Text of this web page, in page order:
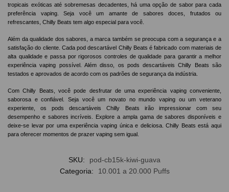
tropicais exóticas até sobremesas decadentes, há uma opção de sabor para cada
preferência vaping. Seja você um amante de sabores doces, frutados ou
refrescantes, Chilly Beats tem algo especial para você.
Além da qualidade dos sabores, a marca também se preocupa com a segurança e a
satisfação do cliente. Cada pod descartável Chilly Beats é fabricado com materiais de
alta qualidade e passa por rigorosos controles de qualidade para garantir a melhor
experiência vaping possível. Além disso, os pods descartáveis Chilly Beats são
testados e aprovados de acordo com os padrões de segurança da indústria.
Com Chilly Beats, você pode desfrutar de uma experiência vaping conveniente,
saborosa e confiável. Seja você um novato no mundo vaping ou um veterano
experiente, os pods descartáveis Chilly Beats irão impressionar com seu
desempenho e sabores incríveis. Explore a ampla gama de sabores disponíveis e
deixe-se levar por uma experiência vaping única e deliciosa. Chilly Beats está aqui
para oferecer momentos de prazer vaping sem igual.
SKU:
pod-cb15k-kiwi-guava
Categoria:
10.001 a 20.000 Puffs